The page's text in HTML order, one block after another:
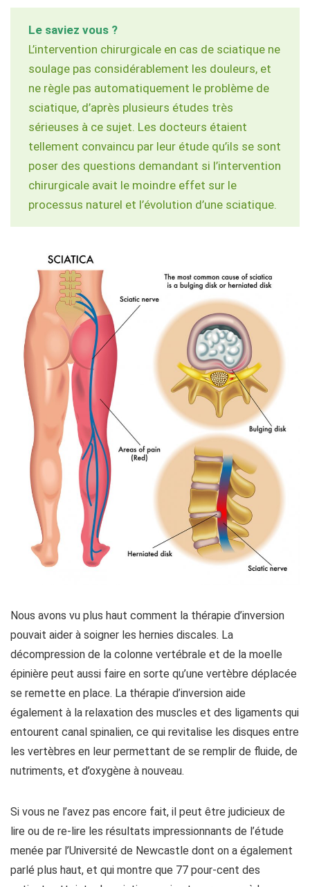
Le saviez vous ?
L’intervention chirurgicale en cas de sciatique ne
soulage pas considérablement les douleurs, et
ne règle pas automatiquement le problème de
sciatique, d’après plusieurs études très
sérieuses à ce sujet. Les docteurs étaient
tellement convaincu par leur étude qu’ils se sont
poser des questions demandant si l’intervention
chirurgicale avait le moindre effet sur le
processus naturel et l’évolution d’une sciatique.
Nous avons vu plus haut comment la thérapie d’inversion
pouvait aider à soigner les hernies discales. La
décompression de la colonne vertébrale et de la moelle
épinière peut aussi faire en sorte qu’une vertèbre déplacée
se remette en place. La thérapie d’inversion aide
également à la relaxation des muscles et des ligaments qui
entourent canal spinalien, ce qui revitalise les disques entre
les vertèbres en leur permettant de se remplir de fluide, de
nutriments, et d’oxygène à nouveau.
Si vous ne l’avez pas encore fait, il peut être judicieux de
lire ou de re-lire les résultats impressionnants de l’étude
menée par l’Université de Newcastle dont on a également
parlé plus haut, et qui montre que 77 pour-cent des